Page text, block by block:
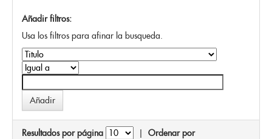
Añadir filtros:
Usa los filtros para afinar la busqueda.
Resultados por página | Ordenar por